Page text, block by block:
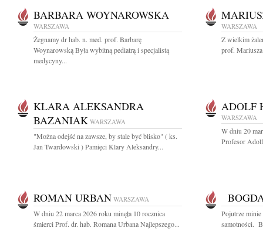
BARBARA WOYNAROWSKA
WARSZAWA
Żegnamy dr hab. n. med. prof. Barbarę
Woynarowską Była wybitną pediatrą i specjalistą
medycyny...
WARSZAWA
Z wielkim
prof.
KLARA ALEKSANDRA
BAZANIAK WARSZAWA
"Można odejść na zawsze, by stale być blisko" ( ks.
Jan Twardowski ) Pamięci Klary Aleksandry...
ADOLF
WARSZAWA
W dniu 20
Profesor
ROMAN URBAN WARSZAWA
W dniu 22 marca 2026 roku minęła 10 rocznica
śmierci Prof. dr. hab. Romana Urbana Najlepszego...
Pojutrze minie
samotności.